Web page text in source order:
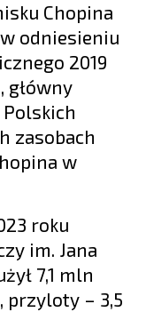
Chopina
odniesieniu
2019
główny
zasobach
w
roku
im. Jana
7,1 mln
przyloty – 3,5